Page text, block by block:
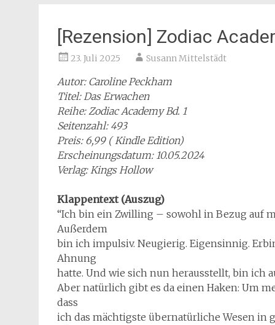
[Rezension] Zodiac
23. Juli 2025 Susann Mittelstädt
Autor: Caroline Peckham
Titel: Das Erwachen
Reihe: Zodiac Academy Bd. 1
Seitenzahl: 493
Preis: 6,99 ( Kindle Edition)
Erscheinungsdatum: 10.05.2024
Verlag: Kings Hollow
Klappentext (Auszug)
“Ich bin ein Zwilling – sowohl in Bezug auf
Außerdem
bin ich impulsiv. Neugierig. Eigensinnig.
Ahnung
hatte. Und wie sich nun herausstellt, bin ich
Aber natürlich gibt es da einen Haken: Um
dass
ich das mächtigste übernatürliche Wesen in